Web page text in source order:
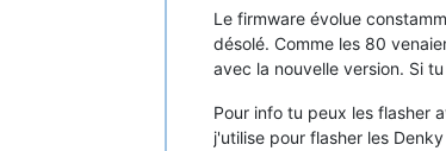
Le firmware évolue
désolé. Comme les 80
avec la nouvelle version. Si
Pour info tu peux les flasher
j'utilise pour flasher les